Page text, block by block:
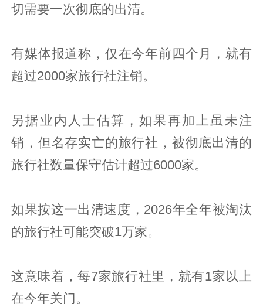
切需要一次彻底的出清。
有媒体报道称，仅在今年前四个月，就有
超过2000家旅行社注销。
另据业内人士估算，如果再加上虽未注
销，但名存实亡的旅行社，被彻底出清的
旅行社数量保守估计超过6000家。
如果按这一出清速度，2026年全年被淘汰
的旅行社可能突破1万家。
这意味着，每7家旅行社里，就有1家以上
在今年关门。